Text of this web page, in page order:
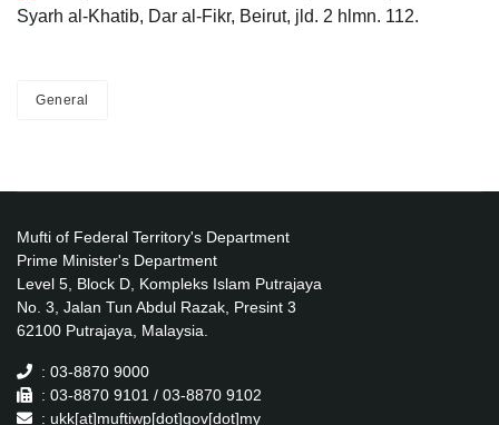
Syarh al-Khatib, Dar al-Fikr, Beirut, jld. 2 hlmn. 112.
General
Mufti of Federal Territory's Department
Prime Minister's Department
Level 5, Block D, Kompleks Islam Putrajaya
No. 3, Jalan Tun Abdul Razak, Presint 3
62100 Putrajaya, Malaysia.
: 03-8870 9000
: 03-8870 9101 / 03-8870 9102
: ukk[at]muftiwp[dot]gov[dot]my